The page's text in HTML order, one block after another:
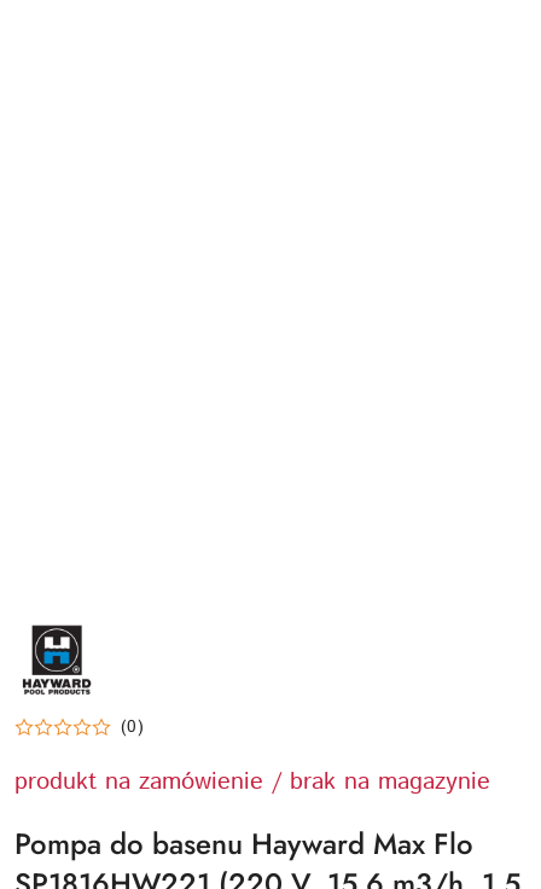
HAYWARD-
LOGO
(0)
produkt na zamówienie / brak na magazynie
Pompa do basenu Hayward Max Flo